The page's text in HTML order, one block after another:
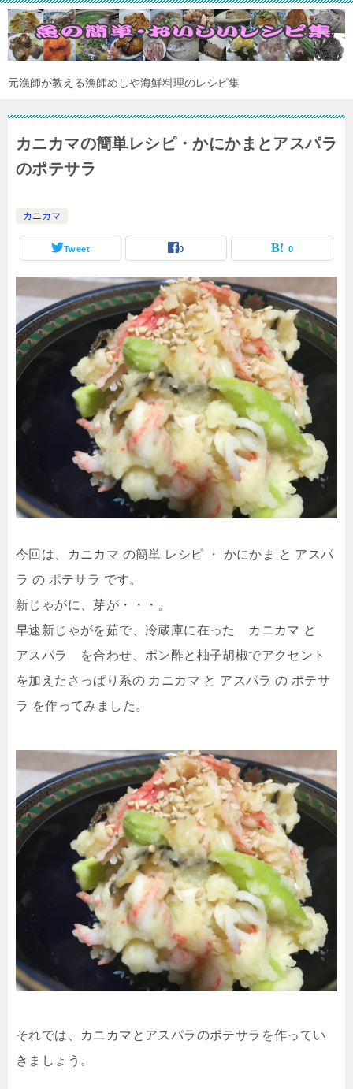
元漁師が教える漁師めしや海鮮料理のレシピ集
カニカマの簡単レシピ・かにかまとアスパラ
のポテサラ
カニカマ
Tweet 0 0
今回は、カニカマ の簡単 レシピ ・ かにかま と アスパ
ラ の ポテサラ です。
新じゃがに、芽が・・・。
早速新じゃがを茹で、冷蔵庫に在った カニカマ と
アスパラ を合わせ、ポン酢と柚子胡椒でアクセント
を加えたさっぱり系の カニカマ と アスパラ の ポテサ
ラ を作ってみました。
それでは、カニカマとアスパラのポテサラを作ってい
きましょう。